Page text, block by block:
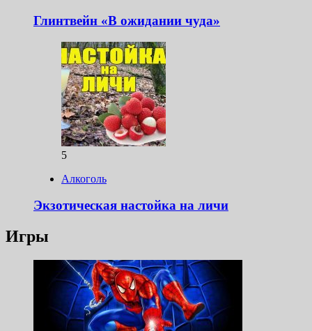
Глинтвейн «В ожидании чуда»
5
Алкоголь
Экзотическая настойка на личи
Игры